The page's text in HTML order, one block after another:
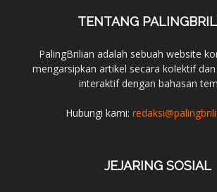
TENTANG
PalingBrilian adalah sebuah website
mengarsipkan artikel secara kolektif
interaktif dengan bahasan
Hubungi kami:
JEJARING SOSIAL